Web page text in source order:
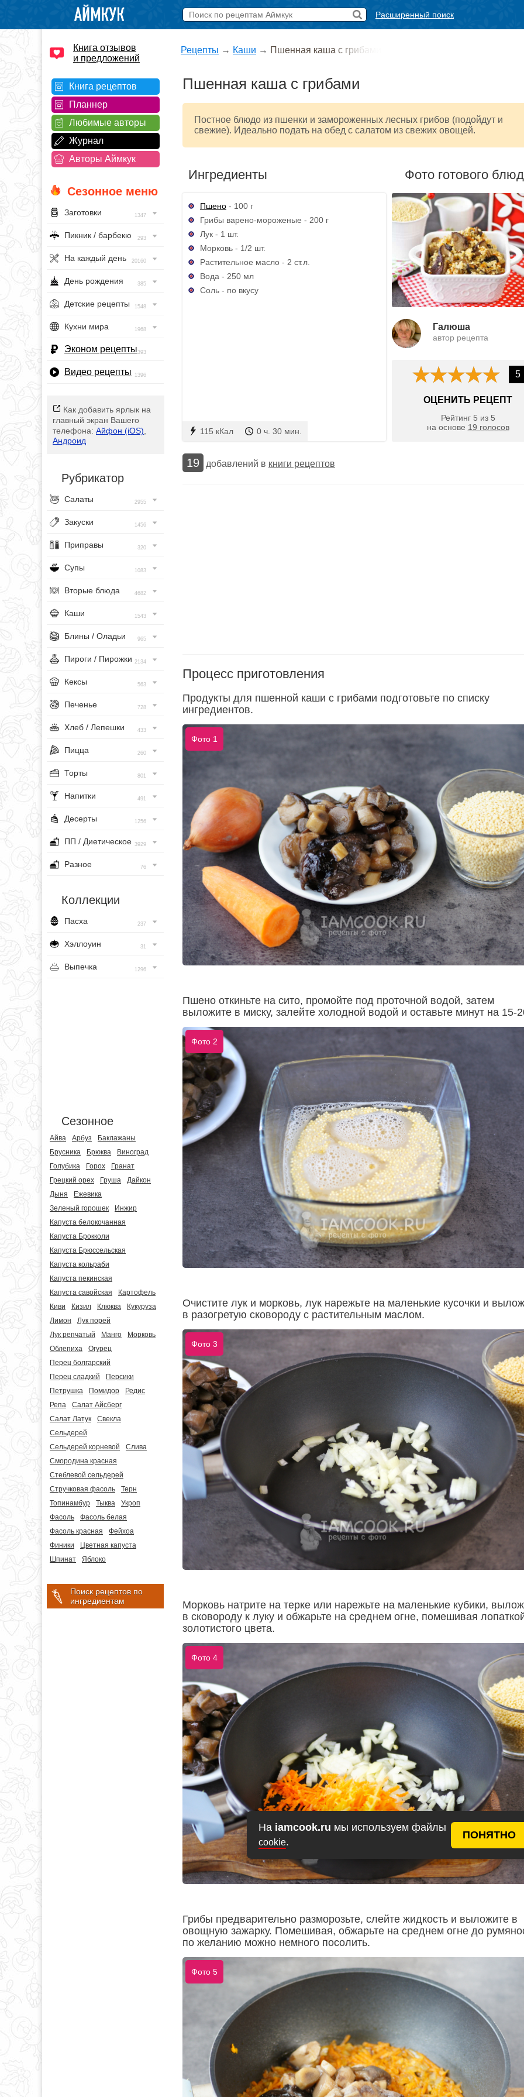
На iamcook.ru мы используем файлы
cookie.
ПОНЯТНО
Расширенный поиск
Книга отзывов
и предложений
Книга рецептов
Планнер
Любимые авторы
Журнал
Авторы Аймкук
Сезонное меню
Заготовки 1347
Пикник / барбекю 293
На каждый день 20160
День рождения 385
Детские рецепты 1548
Кухни мира 1968
Эконом рецепты393
Видео рецепты 1396
Как добавить ярлык на
главный экран Вашего
телефона: Айфон (iOS)
Андроид
Рубрикатор
Салаты 2955
Закуски 1456
Приправы 320
Супы 1083
Вторые блюда 4682
Каши 1543
Блины / Оладьи 965
Пироги / Пирожки 2134
Кексы 563
Печенье 728
Хлеб / Лепешки 433
Пицца 260
Торты 801
Напитки 491
Десерты 1256
ПП / Диетическое 3929
Разное 76
Коллекции
Пасха 237
Хэллоуин 31
Выпечка 1296
Сезонное
Айва Арбуз
Баклажаны
Брусника
Брюква
Виноград
Голубика
Горох
Гранат
Грецкий орех
Груша
Дайкон
Дыня
Ежевика
Зеленый горошек
Инжир
Капуста белокочанная
Капуста Брокколи
Капуста Брюссельская
Капуста кольраби
Капуста пекинская
Капуста савойская
Картофель
Киви
Кизил Клюква
Кукуруза
Лимон
Лук порей
Лук репчатый
Манго
Морковь
Облепиха
Огурец
Перец болгарский
Перец сладкий
Персики
Петрушка
Помидор
Редис
Репа
Салат Айсберг
Салат Латук
Свекла
Сельдерей
Сельдерей корневой
Слива
Смородина красная
Стеблевой сельдерей
Стручковая фасоль
Терн
Топинамбур
Тыква
Укроп
Фасоль
Фасоль белая
Фасоль красная
Фейхоа
Финики
Цветная капуста
Шпинат
Яблоко
Поиск рецептов по
ингредиентам
Рецепты → Каши → Пшенная каша с грибами
Пшенная каша с грибами
Постное блюдо из пшенки и замороженных лесных грибов (подойдут и
свежие). Идеально подать на обед с салатом из свежих овощей.
Ингредиенты
Пшено - 100 г
Грибы варено-мороженые - 200 г
Лук - 1 шт.
Морковь - 1/2 шт.
Растительное масло - 2 ст.л.
Вода - 250 мл
Соль - по вкусу
115 кКал 0 ч. 30 мин.
Фото готового
Галюша
автор рецепта
5
ОЦЕНИТЬ РЕЦЕПТ
Рейтинг 5 из 5
на основе 19 голосов
19 добавлений в книги рецептов
Процесс приготовления
Продукты для пшенной каши с грибами подготовьте по списку
ингредиентов.
Фото 1
Пшено откиньте на сито, промойте под проточной водой, затем
выложите в миску, залейте холодной водой и оставьте минут на 15-
Фото 2
Очистите лук и морковь, лук нарежьте на маленькие кусочки и
в разогретую сковороду с растительным маслом.
Фото 3
Морковь натрите на терке или нарежьте на маленькие кубики,
в сковороду к луку и обжарьте на среднем огне, помешивая
золотистого цвета.
Фото 4
Грибы предварительно разморозьте, слейте жидкость и выложите в
овощную зажарку. Помешивая, обжарьте на среднем огне до
по желанию можно немного посолить.
Фото 5